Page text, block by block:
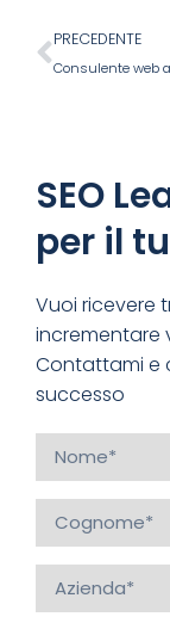
PRECEDENTE
Consulente web
SEO
per il
Vuoi ricevere
incrementare
Contattami e
successo